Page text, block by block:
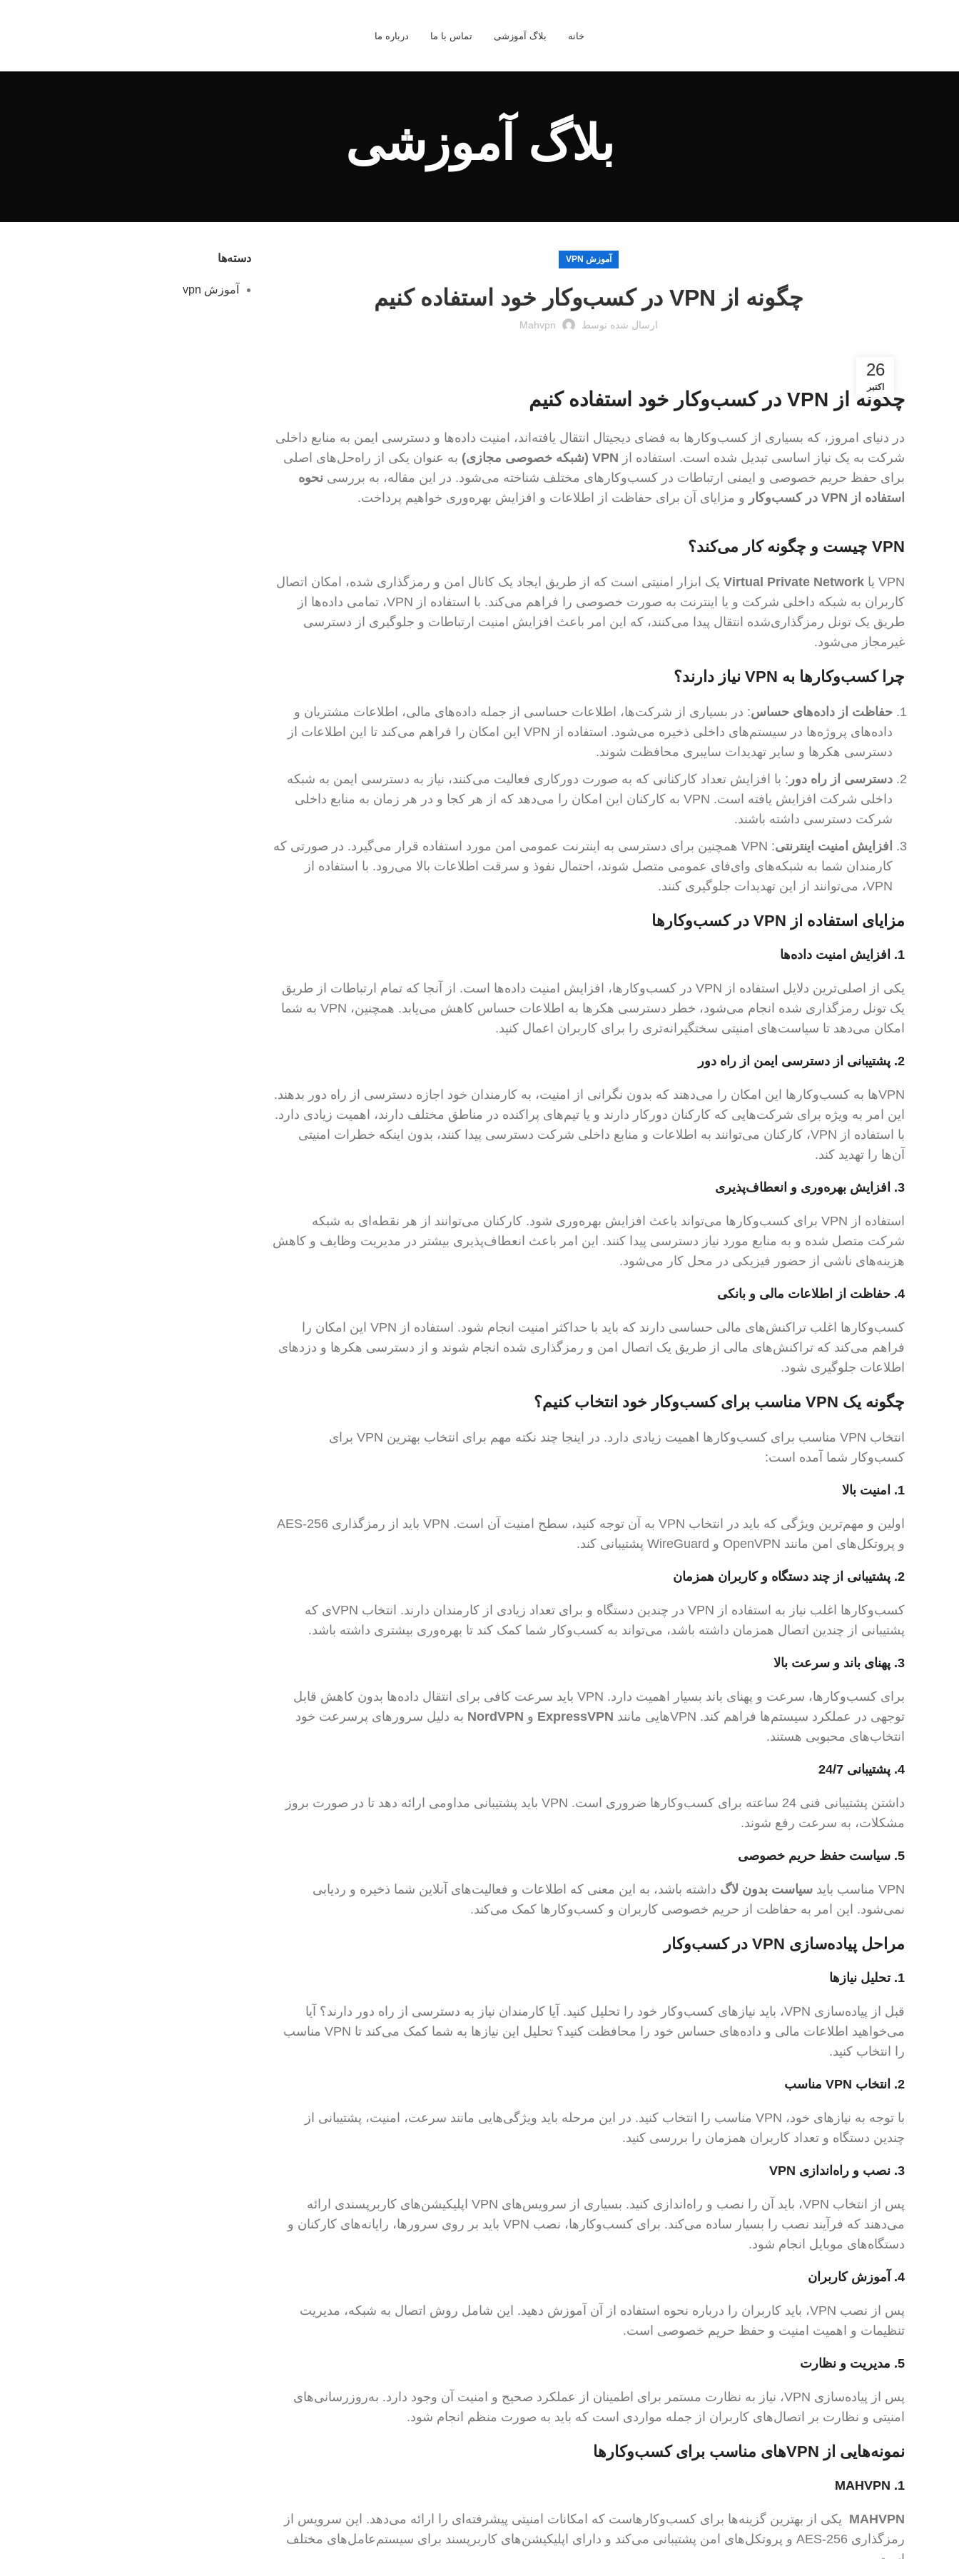
خانه بلاگ آموزشی تماس با ما درباره ما
بلاگ آموزشی
آموزش VPN
چگونه از VPN در کسب‌وکار خود استفاده کنیم
ارسال شده توسط Mahvpn
26
اکتبر
چگونه از VPN در کسب‌وکار خود استفاده کنیم
در دنیای امروز، که بسیاری از کسب‌وکارها به فضای دیجیتال انتقال یافته‌اند، امنیت داده‌ها و دسترسی ایمن به منابع داخلی
شرکت به یک نیاز اساسی تبدیل شده است. استفاده از VPN (شبکه خصوصی مجازی)
به عنوان یکی از راه‌حل‌های اصلی
برای حفظ حریم خصوصی و ایمنی ارتباطات در کسب‌وکارهای مختلف شناخته می‌شود. در این مقاله، به بررسی نحوه
استفاده از VPN در کسب‌وکار
و مزایای آن برای حفاظت از اطلاعات و افزایش بهره‌وری خواهیم پرداخت.
VPN چیست و چگونه کار می‌کند؟
VPN یا Virtual Private Network یک ابزار امنیتی است که از طریق ایجاد یک کانال امن و رمزگذاری شده، امکان اتصال
کاربران به شبکه داخلی شرکت و یا اینترنت به صورت خصوصی را فراهم می‌کند. با استفاده از VPN، تمامی داده‌ها از
طریق یک تونل رمزگذاری‌شده انتقال پیدا می‌کنند، که این امر باعث افزایش امنیت ارتباطات و جلوگیری از دسترسی
غیرمجاز می‌شود.
چرا کسب‌وکارها به VPN نیاز دارند؟
حفاظت از داده‌های حساس: در بسیاری از شرکت‌ها، اطلاعات حساسی از جمله داده‌های مالی، اطلاعات مشتریان و
داده‌های پروژه‌ها در سیستم‌های داخلی ذخیره می‌شود. استفاده از VPN این امکان را فراهم می‌کند تا این اطلاعات از
دسترسی هکرها و سایر تهدیدات سایبری محافظت شوند.
دسترسی از راه دور : با افزایش تعداد کارکنانی که به صورت دورکاری فعالیت می‌کنند، نیاز به دسترسی ایمن به شبکه
داخلی شرکت افزایش یافته است. VPN به کارکنان این امکان را می‌دهد که از هر کجا و در هر زمان به منابع داخلی
شرکت دسترسی داشته باشند.
افزایش امنیت اینترنتی
: VPN همچنین برای دسترسی به اینترنت عمومی امن مورد استفاده قرار می‌گیرد. در صورتی که
کارمندان شما به شبکه‌های وای‌فای عمومی متصل شوند، احتمال نفوذ و سرقت اطلاعات بالا می‌رود. با استفاده از
VPN، می‌توانند از این تهدیدات جلوگیری کنند.
مزایای استفاده از VPN در کسب‌وکارها
1. افزایش امنیت داده‌ها
یکی از اصلی‌ترین دلایل استفاده از VPN در کسب‌وکارها، افزایش امنیت داده‌ها است. از آنجا که تمام ارتباطات از طریق
یک تونل رمزگذاری شده انجام می‌شود، خطر دسترسی هکرها به اطلاعات حساس کاهش می‌یابد. همچنین، VPN به شما
امکان می‌دهد تا سیاست‌های امنیتی سختگیرانه‌تری را برای کاربران اعمال کنید.
2. پشتیبانی از دسترسی ایمن از راه دور
VPN‌ها به کسب‌وکارها این امکان را می‌دهند که بدون نگرانی از امنیت، به کارمندان خود اجازه دسترسی از راه دور بدهند.
این امر به ویژه برای شرکت‌هایی که کارکنان دورکار دارند و یا تیم‌های پراکنده در مناطق مختلف دارند، اهمیت زیادی دارد.
با استفاده از VPN، کارکنان می‌توانند به اطلاعات و منابع داخلی شرکت دسترسی پیدا کنند، بدون اینکه خطرات امنیتی
آن‌ها را تهدید کند.
3. افزایش بهره‌وری و انعطاف‌پذیری
استفاده از VPN برای کسب‌وکارها می‌تواند باعث افزایش بهره‌وری شود. کارکنان می‌توانند از هر نقطه‌ای به شبکه
شرکت متصل شده و به منابع مورد نیاز دسترسی پیدا کنند. این امر باعث انعطاف‌پذیری بیشتر در مدیریت وظایف و کاهش
هزینه‌های ناشی از حضور فیزیکی در محل کار می‌شود.
4. حفاظت از اطلاعات مالی و بانکی
کسب‌وکارها اغلب تراکنش‌های مالی حساسی دارند که باید با حداکثر امنیت انجام شود. استفاده از VPN این امکان را
فراهم می‌کند که تراکنش‌های مالی از طریق یک اتصال امن و رمزگذاری شده انجام شوند و از دسترسی هکرها و دزدهای
اطلاعات جلوگیری شود.
چگونه یک VPN مناسب برای کسب‌وکار خود انتخاب کنیم؟
انتخاب VPN مناسب برای کسب‌وکارها اهمیت زیادی دارد. در اینجا چند نکته مهم برای انتخاب بهترین VPN برای
کسب‌وکار شما آمده است:
1. امنیت بالا
اولین و مهم‌ترین ویژگی که باید در انتخاب VPN به آن توجه کنید، سطح امنیت آن است. VPN باید از رمزگذاری AES-256
و پروتکل‌های امن مانند OpenVPN و WireGuard پشتیبانی کند.
2. پشتیبانی از چند دستگاه و کاربران همزمان
کسب‌وکارها اغلب نیاز به استفاده از VPN در چندین دستگاه و برای تعداد زیادی از کارمندان دارند. انتخاب VPNی که
پشتیبانی از چندین اتصال همزمان داشته باشد، می‌تواند به کسب‌وکار شما کمک کند تا بهره‌وری بیشتری داشته باشد.
3. پهنای باند و سرعت بالا
برای کسب‌وکارها، سرعت و پهنای باند بسیار اهمیت دارد. VPN باید سرعت کافی برای انتقال داده‌ها بدون کاهش قابل
توجهی در عملکرد سیستم‌ها فراهم کند. VPN‌هایی مانند
ExpressVPN و NordVPN به دلیل سرورهای پرسرعت خود
انتخاب‌های محبوبی هستند.
4. پشتیبانی 24/7
داشتن پشتیبانی فنی 24 ساعته برای کسب‌وکارها ضروری است. VPN باید پشتیبانی مداومی ارائه دهد تا در صورت بروز
مشکلات، به سرعت رفع شوند.
5. سیاست حفظ حریم خصوصی
VPN مناسب باید سیاست بدون لاگ داشته باشد، به این معنی که اطلاعات و فعالیت‌های آنلاین شما ذخیره و ردیابی
نمی‌شود. این امر به حفاظت از حریم خصوصی کاربران و کسب‌وکارها کمک می‌کند.
مراحل پیاده‌سازی VPN در کسب‌وکار
1. تحلیل نیازها
قبل از پیاده‌سازی VPN، باید نیازهای کسب‌وکار خود را تحلیل کنید. آیا کارمندان نیاز به دسترسی از راه دور دارند؟ آیا
می‌خواهید اطلاعات مالی و داده‌های حساس خود را محافظت کنید؟ تحلیل این نیازها به شما کمک می‌کند تا VPN مناسب
را انتخاب کنید.
2. انتخاب VPN مناسب
با توجه به نیازهای خود، VPN مناسب را انتخاب کنید. در این مرحله باید ویژگی‌هایی مانند سرعت، امنیت، پشتیبانی از
چندین دستگاه و تعداد کاربران همزمان را بررسی کنید.
3. نصب و راه‌اندازی VPN
پس از انتخاب VPN، باید آن را نصب و راه‌اندازی کنید. بسیاری از سرویس‌های VPN اپلیکیشن‌های کاربرپسندی ارائه
می‌دهند که فرآیند نصب را بسیار ساده می‌کند. برای کسب‌وکارها، نصب VPN باید بر روی سرورها، رایانه‌های کارکنان و
دستگاه‌های موبایل انجام شود.
4. آموزش کاربران
پس از نصب VPN، باید کاربران را درباره نحوه استفاده از آن آموزش دهید. این شامل روش اتصال به شبکه، مدیریت
تنظیمات و اهمیت امنیت و حفظ حریم خصوصی است.
5. مدیریت و نظارت
پس از پیاده‌سازی VPN، نیاز به نظارت مستمر برای اطمینان از عملکرد صحیح و امنیت آن وجود دارد. به‌روزرسانی‌های
امنیتی و نظارت بر اتصال‌های کاربران از جمله مواردی است که باید به صورت منظم انجام شود.
نمونه‌هایی از VPN‌های مناسب برای کسب‌وکارها
1.
MAHVPN
MAHVPN یکی از بهترین گزینه‌ها برای کسب‌وکارهاست که امکانات امنیتی پیشرفته‌ای را ارائه می‌دهد. این سرویس از
رمزگذاری AES-256 و پروتکل‌های امن پشتیبانی می‌کند و دارای اپلیکیشن‌های کاربرپسند برای سیستم‌عامل‌های مختلف
دسته‌ها
آموزش vpn